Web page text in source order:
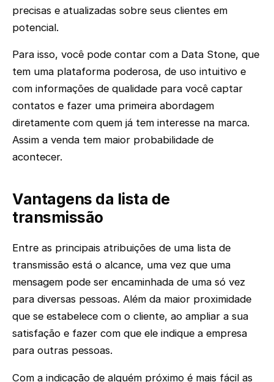
precisas e atualizadas sobre seus clientes em
potencial.
Para isso, você pode contar com a Data Stone, que
tem uma plataforma poderosa, de uso intuitivo e
com informações de qualidade para você captar
contatos e fazer uma primeira abordagem
diretamente com quem já tem interesse na marca.
Assim a venda tem maior probabilidade de
acontecer.
Vantagens da lista de
transmissão
Entre as principais atribuições de uma lista de
transmissão está o alcance, uma vez que uma
mensagem pode ser encaminhada de uma só vez
para diversas pessoas. Além da maior proximidade
que se estabelece com o cliente, ao ampliar a sua
satisfação e fazer com que ele indique a empresa
para outras pessoas.
Com a indicação de alguém próximo é mais fácil as